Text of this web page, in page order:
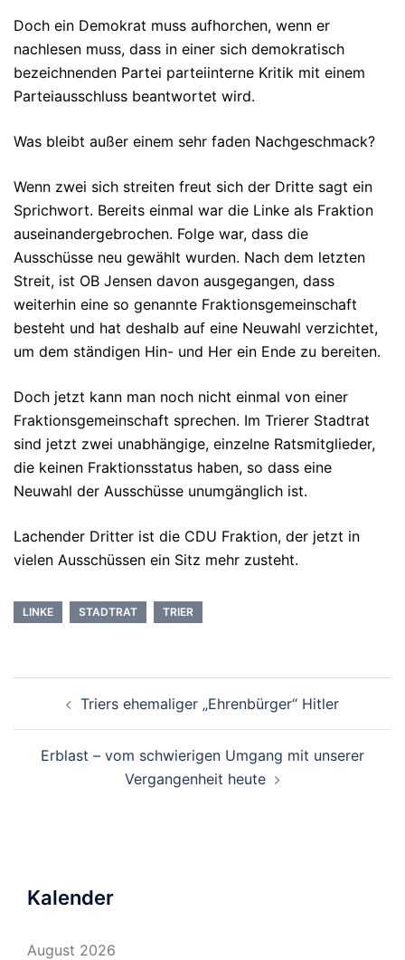
Doch ein Demokrat muss aufhorchen, wenn er
nachlesen muss, dass in einer sich demokratisch
bezeichnenden Partei parteiinterne Kritik mit einem
Parteiausschluss beantwortet wird.
Was bleibt außer einem sehr faden Nachgeschmack?
Wenn zwei sich streiten freut sich der Dritte sagt ein
Sprichwort. Bereits einmal war die Linke als Fraktion
auseinandergebrochen. Folge war, dass die
Ausschüsse neu gewählt wurden. Nach dem letzten
Streit, ist OB Jensen davon ausgegangen, dass
weiterhin eine so genannte Fraktionsgemeinschaft
besteht und hat deshalb auf eine Neuwahl verzichtet,
um dem ständigen Hin- und Her ein Ende zu bereiten.
Doch jetzt kann man noch nicht einmal von einer
Fraktionsgemeinschaft sprechen. Im Trierer Stadtrat
sind jetzt zwei unabhängige, einzelne Ratsmitglieder,
die keinen Fraktionsstatus haben, so dass eine
Neuwahl der Ausschüsse unumgänglich ist.
Lachender Dritter ist die CDU Fraktion, der jetzt in
vielen Ausschüssen ein Sitz mehr zusteht.
LINKE STADTRAT TRIER
Triers ehemaliger „Ehrenbürger“ Hitler
Erblast – vom schwierigen Umgang mit unserer
Vergangenheit heute
Kalender
August 2026